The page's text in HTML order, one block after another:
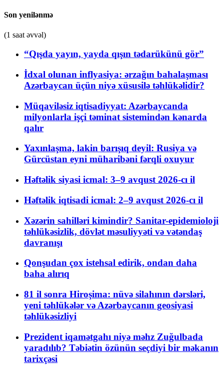
Son yenilənmə
(1 saat əvvəl)
“Qışda yayın, yayda qışın tədarükünü gör”
İdxal olunan inflyasiya: ərzağın bahalaşması
Azərbaycan üçün niyə xüsusilə təhlükəlidir?
Müqaviləsiz iqtisadiyyat: Azərbaycanda
milyonlarla işçi təminat sistemindən kənarda
qalır
Yaxınlaşma, lakin barışıq deyil: Rusiya və
Gürcüstan eyni müharibəni fərqli oxuyur
Həftəlik siyasi icmal: 3–9 avqust 2026-cı il
Həftəlik iqtisadi icmal: 2–9 avqust 2026-cı il
Xəzərin sahilləri kimindir? Sanitar-epidemioloji
təhlükəsizlik, dövlət məsuliyyəti və vətəndaş
davranışı
Qonşudan çox istehsal edirik, ondan daha
baha alırıq
81 il sonra Hiroşima: nüvə silahının dərsləri,
yeni təhlükələr və Azərbaycanın geosiyasi
təhlükəsizliyi
Prezident iqamətgahı niyə məhz Zuğulbada
yaradılıb? Təbiətin özünün seçdiyi bir məkanın
tarixçəsi